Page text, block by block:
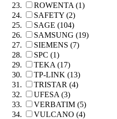
ROWENTA (1)
SAFETY (2)
SAGE (104)
SAMSUNG (19)
SIEMENS (7)
SPC (1)
TEKA (17)
TP-LINK (13)
TRISTAR (4)
UFESA (3)
VERBATIM (5)
VULCANO (4)